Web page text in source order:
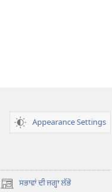
Appearance Settings
ਸਭਾਵਾਂ ਦੀ ਜਗ੍ਹਾ ਲੱਭੋ
(opens